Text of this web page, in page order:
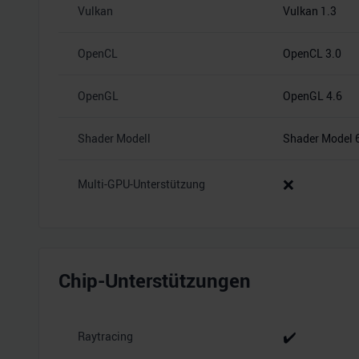
Vulkan Vulkan 1.3
OpenCL OpenCL 3.0
OpenGL OpenGL 4.6
Shader Modell Shader Model
Multi-GPU-Unterstützung ❌
Chip-Unterstützungen
Raytracing ✔️